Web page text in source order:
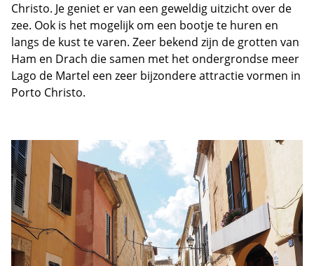
Christo. Je geniet er van een geweldig uitzicht over de
zee. Ook is het mogelijk om een bootje te huren en
langs de kust te varen. Zeer bekend zijn de grotten van
Ham en Drach die samen met het ondergrondse meer
Lago de Martel een zeer bijzondere attractie vormen in
Porto Christo.